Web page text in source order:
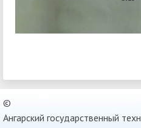
©
Ангарский государственный